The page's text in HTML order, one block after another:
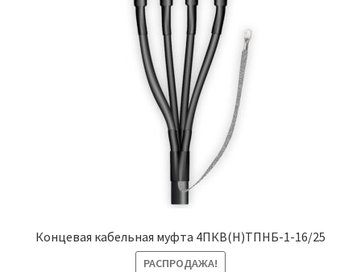
Концевая кабельная муфта 4ПКВ(Н)ТПНБ-1-16/25
РАСПРОДАЖА!